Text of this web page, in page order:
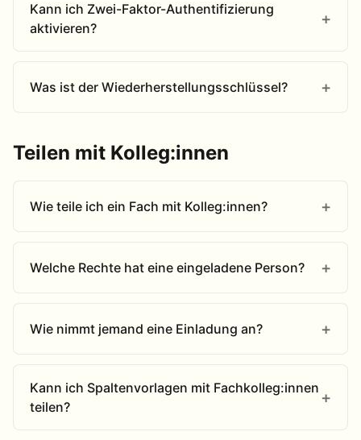
Kann ich Zwei-Faktor-Authentifizierung
aktivieren?
Was ist der Wiederherstellungsschlüssel?
Teilen mit Kolleg:innen
Wie teile ich ein Fach mit Kolleg:innen?
Welche Rechte hat eine eingeladene Person?
Wie nimmt jemand eine Einladung an?
Kann ich Spaltenvorlagen mit Fachkolleg:innen
teilen?